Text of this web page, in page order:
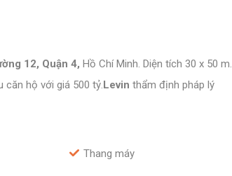
12, Quận 4, Hồ Chí Minh. Diện tích 30 x 50 m.
căn hộ với giá 500 tỷ.Levin thẩm định pháp lý
Thang máy